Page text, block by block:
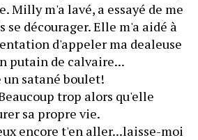
Milly m'a lavé, a essayé de me
se décourager. Elle m'a aidé à
d'appeler ma dealeuse
putain de calvaire...
un satané boulet!
trop alors qu'elle
sa propre vie.
encore t'en aller...laisse-moi